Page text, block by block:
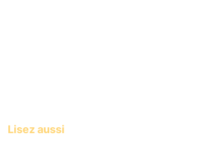
Lisez aussi